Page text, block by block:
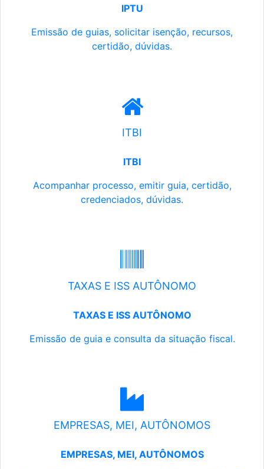
IPTU
Emissão de guias, solicitar isenção, recursos,
certidão, dúvidas.
ITBI
ITBI
Acompanhar processo, emitir guia, certidão,
credenciados, dúvidas.
TAXAS E ISS AUTÔNOMO
TAXAS E ISS AUTÔNOMO
Emissão de guia e consulta da situação fiscal.
EMPRESAS, MEI, AUTÔNOMOS
EMPRESAS, MEI, AUTÔNOMOS